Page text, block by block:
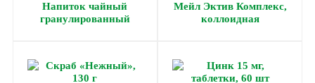
Напиток чайный
гранулированный
Мейл Эктив Комплекс,
коллоидная